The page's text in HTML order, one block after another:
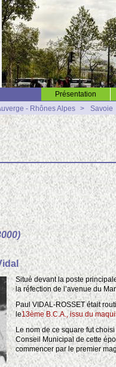
Présentation
- Rhônes Alpes > Savoie
Situé devant la poste
la réfection de l’avenue du
Paul VIDAL-ROSSET était
le13ème B.C.A., issu du
Le nom de ce square fut
Conseil Municipal de cette
commencer par le premier